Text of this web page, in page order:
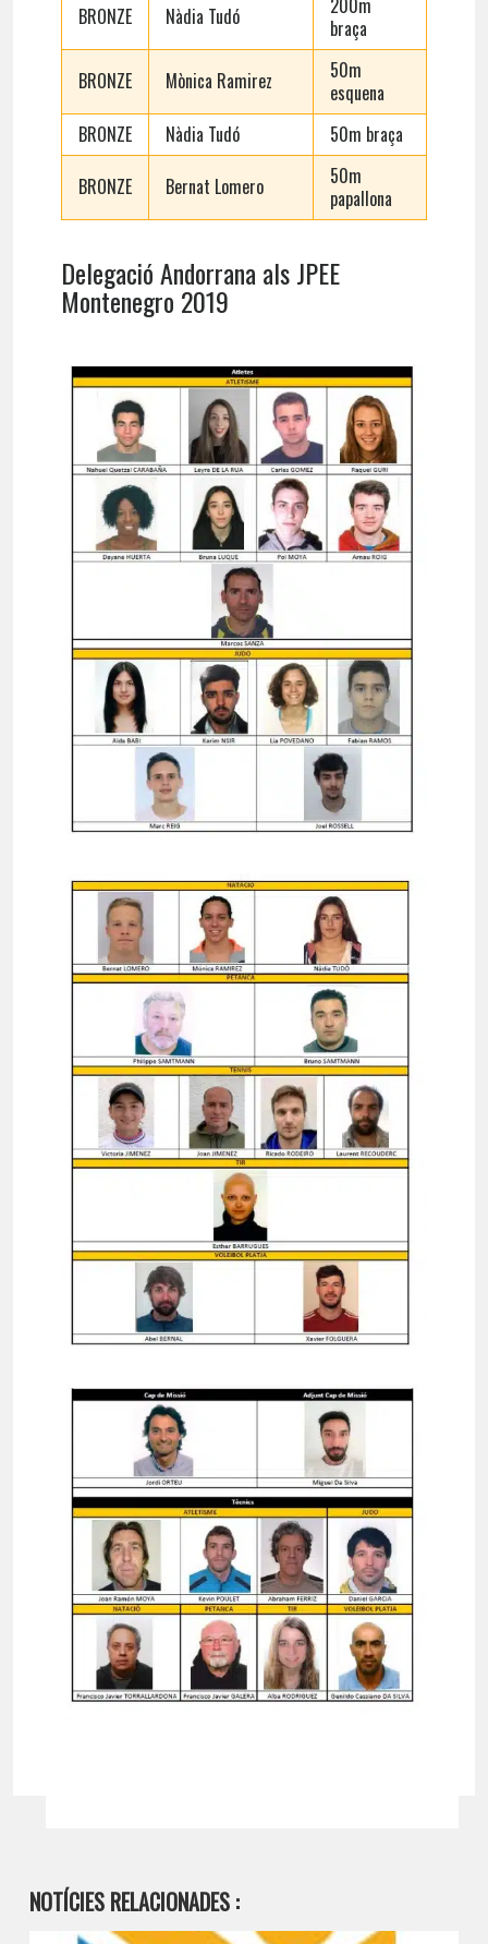
BRONZE Nàdia Tudó
braça
BRONZE
Mònica Ramirez
50m
esquena
BRONZE
Nàdia Tudó
50m braça
BRONZE
Bernat Lomero
50m
papallona
Delegació Andorrana als JPEE
Montenegro 2019
NOTÍCIES RELACIONADES :